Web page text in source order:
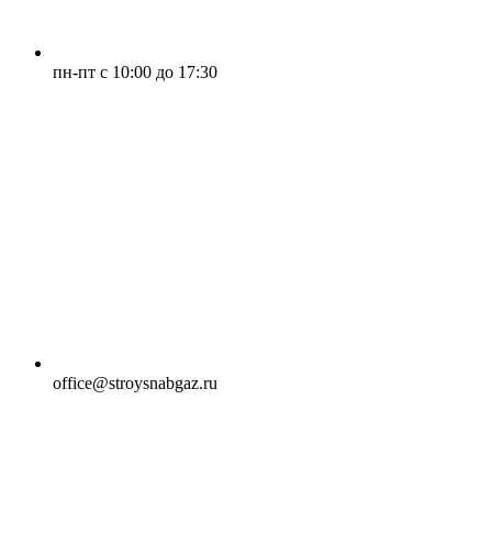
пн-пт с 10:00 до 17:30
office@stroysnabgaz.ru